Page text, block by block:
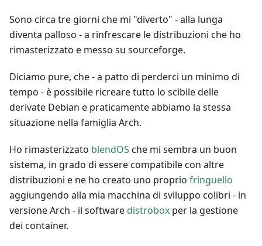
Sono circa tre giorni che mi "diverto" - alla lunga
diventa palloso - a rinfrescare le distribuzioni che ho
rimasterizzato e messo su sourceforge.
Diciamo pure, che - a patto di perderci un minimo di
tempo - è possibile ricreare tutto lo scibile delle
derivate Debian e praticamente abbiamo la stessa
situazione nella famiglia Arch.
Ho rimasterizzato blendOS che mi sembra un buon
sistema, in grado di essere compatibile con altre
distribuzioni e ne ho creato uno proprio fringuello
aggiungendo alla mia macchina di sviluppo colibri - in
versione Arch - il software distrobox per la gestione
dei container.